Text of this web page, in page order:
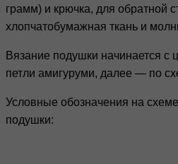
грамм) и крючка, для обратной
хлопчатобумажная ткань и
Вязание подушки начинается с
петли амигуруми, далее — по
Условные обозначения на
подушки: